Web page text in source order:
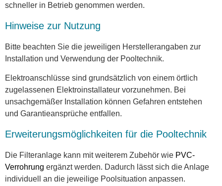
schneller in Betrieb genommen werden.
Hinweise zur Nutzung
Bitte beachten Sie die jeweiligen Herstellerangaben zur
Installation und Verwendung der Pooltechnik.
Elektroanschlüsse sind grundsätzlich von einem örtlich
zugelassenen Elektroinstallateur vorzunehmen. Bei
unsachgemäßer Installation können Gefahren entstehen
und Garantieansprüche entfallen.
Erweiterungsmöglichkeiten für die Pooltechnik
Die Filteranlage kann mit weiterem Zubehör wie PVC-
Verrohrung ergänzt werden. Dadurch lässt sich die Anlage
individuell an die jeweilige Poolsituation anpassen.